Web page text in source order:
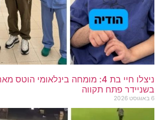
ניצלו חיי בת 4: מומחה בינלאומי
בשניידר פתח תקווה
6 באוגוסט 2026